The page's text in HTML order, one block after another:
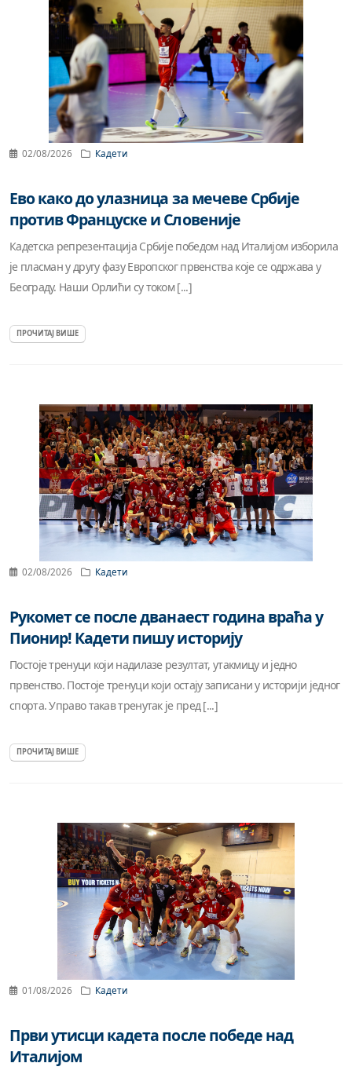
02/08/2026 Кадети
Ево како до улазница за мечеве Србије
против Француске и Словеније
Кадетска репрезентација Србије победом над Италијом изборила
је пласман у другу фазу Европског првенства које се одржава у
Београду. Наши Орлићи су током [...]
ПРОЧИТАЈ ВИШЕ
02/08/2026 Кадети
Рукомет се после дванаест година враћа у
Пионир! Кадети пишу историју
Постоје тренуци који надилазе резултат, утакмицу и једно
првенство. Постоје тренуци који остају записани у историји једног
спорта. Управо такав тренутак је пред [...]
ПРОЧИТАЈ ВИШЕ
01/08/2026 Кадети
Први утисци кадета после победе над
Италијом